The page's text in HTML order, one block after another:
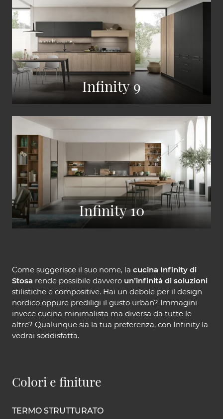
Infinity 9
Infinity 10
Come suggerisce il suo nome, la cucina Infinity di
Stosa rende possibile davvero un’infinità di soluzioni
stilistiche e compositive. Hai un debole per il design
nordico oppure prediligi il gusto urban? Immagini
invece cucina minimalista ma diversa da tutte le
altre? Qualunque sia la tua preferenza, con Infinity la
vedrai soddisfatta.
Colori e finiture
TERMO STRUTTURATO